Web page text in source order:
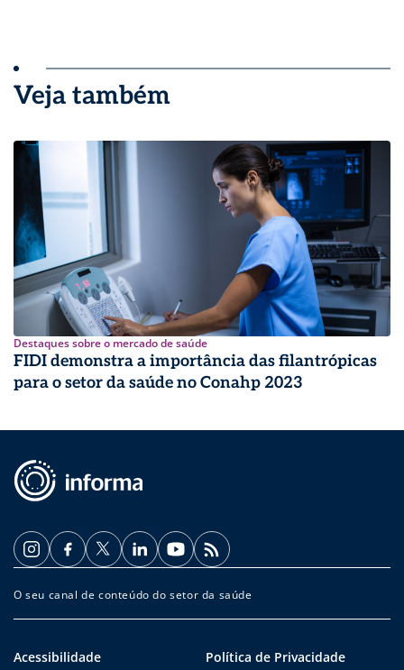
Veja também
Destaques sobre o mercado de saúde
FIDI demonstra a importância das filantrópicas
para o setor da saúde no Conahp 2023
O seu canal de conteúdo do setor da saúde
Acessibilidade Política de Privacidade